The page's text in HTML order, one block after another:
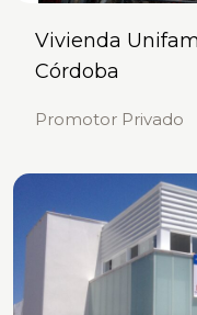
Vivienda
Córdoba
Promotor Privado